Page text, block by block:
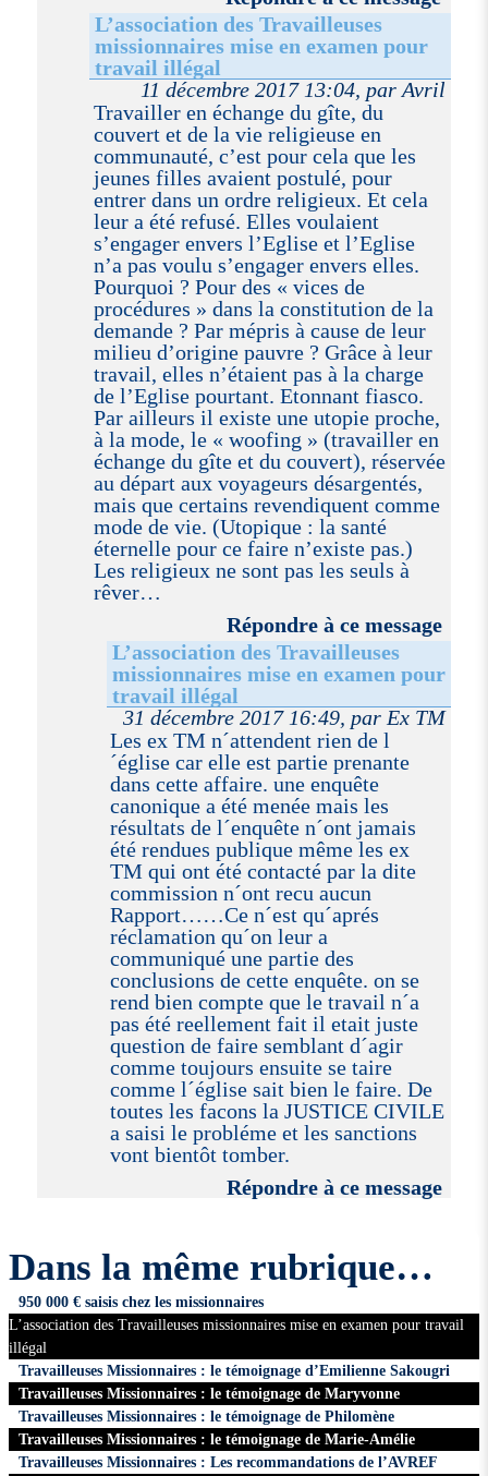
L’association des Travailleuses
missionnaires mise en examen pour
travail illégal
11 décembre 2017 13:04, par Avril
Travailler en échange du gîte, du
couvert et de la vie religieuse en
communauté, c’est pour cela que les
jeunes filles avaient postulé, pour
entrer dans un ordre religieux. Et cela
leur a été refusé. Elles voulaient
s’engager envers l’Eglise et l’Eglise
n’a pas voulu s’engager envers elles.
Pourquoi ? Pour des « vices de
procédures » dans la constitution de la
demande ? Par mépris à cause de leur
milieu d’origine pauvre ? Grâce à leur
travail, elles n’étaient pas à la charge
de l’Eglise pourtant. Etonnant fiasco.
Par ailleurs il existe une utopie proche,
à la mode, le « woofing » (travailler en
échange du gîte et du couvert), réservée
au départ aux voyageurs désargentés,
mais que certains revendiquent comme
mode de vie. (Utopique : la santé
éternelle pour ce faire n’existe pas.)
Les religieux ne sont pas les seuls à
rêver…
Répondre à ce message
L’association des Travailleuses
missionnaires mise en examen pour
travail illégal
31 décembre 2017 16:49, par Ex TM
Les ex TM n´attendent rien de l
´église car elle est partie prenante
dans cette affaire. une enquête
canonique a été menée mais les
résultats de l´enquête n´ont jamais
été rendues publique même les ex
TM qui ont été contacté par la dite
commission n´ont recu aucun
Rapport……Ce n´est qu´aprés
réclamation qu´on leur a
communiqué une partie des
conclusions de cette enquête. on se
rend bien compte que le travail n´a
pas été reellement fait il etait juste
question de faire semblant d´agir
comme toujours ensuite se taire
comme l´église sait bien le faire. De
toutes les facons la JUSTICE CIVILE
a saisi le probléme et les sanctions
vont bientôt tomber.
Répondre à ce message
Dans la même rubrique…
950 000 € saisis chez les missionnaires
L’association des Travailleuses missionnaires mise en examen pour travail
illégal
Travailleuses Missionnaires : le témoignage d’Emilienne Sakougri
Travailleuses Missionnaires : le témoignage de Maryvonne
Travailleuses Missionnaires : le témoignage de Philomène
Travailleuses Missionnaires : le témoignage de Marie-Amélie
Travailleuses Missionnaires : Les recommandations de l’AVREF